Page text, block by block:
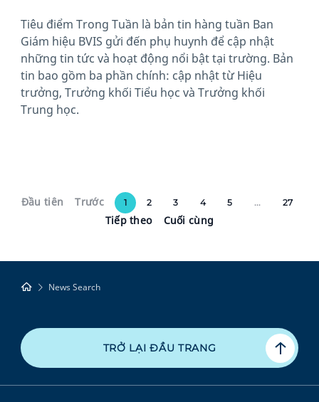
Tiêu điểm Trong Tuần là bản tin hàng tuần Ban
Giám hiệu BVIS gửi đến phụ huynh để cập nhật
những tin tức và hoạt động nổi bật tại trường. Bản
tin bao gồm ba phần chính: cập nhật từ Hiệu
trưởng, Trưởng khối Tiểu học và Trưởng khối
Trung học.
Đầu tiên Trước 1 2 3 4 5 ... 27
Tiếp theo Cuối cùng
News Search
TRỞ LẠI ĐẦU TRANG